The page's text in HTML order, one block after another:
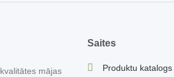
mājas
Saites
Produktu katalogs